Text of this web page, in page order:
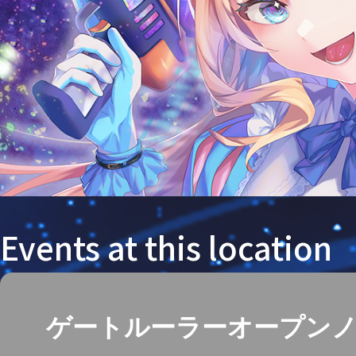
Events at this location
ゲートルーラーオープン